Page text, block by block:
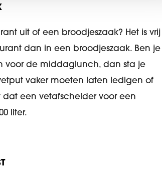
uit of een broodjeszaak? Het is vrij
dan in een broodjeszaak. Ben je
voor de middaglunch, dan sta je
vaker moeten laten ledigen of
een vetafscheider voor een
liter.